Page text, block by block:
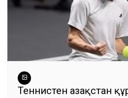
Теннистен Қазақстан